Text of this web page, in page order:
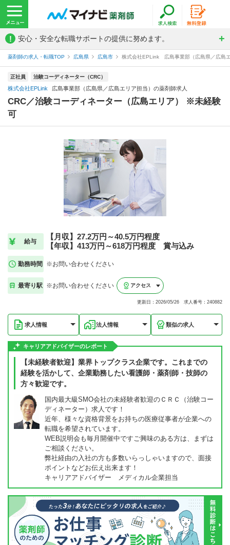
! 安心・安全な転職サポートの提供に努めます。
薬剤師の求人・転職TOP 広島県 広島市 株式会社EPLink 広島事業部（広島県／広島
正社員 治験コーディネーター（CRC）
株式会社EPLink 広島事業部（広島県／広島エリア担当）の薬剤師求人
CRC／治験コーディネーター（広島エリア） ※未経験
可
給与
【月収】27.2万円～40.5万円程度
【年収】413万円～618万円程度 賞与込み
勤務時間 ※お問い合わせください
最寄り駅 ※お問い合わせください アクセス
更新日：2026/05/26 求人番号：240882
求人情報 法人情報 類似の求人
キャリアアドバイザーのレポート
【未経験者歓迎】業界トップクラス企業です。これまでの
経験を活かして、企業勤務したい看護師・薬剤師・技師の
方々歓迎です。
国内最大級SMO会社の未経験者歓迎のＣＲＣ（治験コー
ディネーター）求人です！
近年、様々な資格背景をお持ちの医療従事者が企業への
転職を希望されています。
WEB説明会も毎月開催中ですご興味のある方は、まずは
ご相談ください。
弊社経由の入社の方も多数いらっしゃいますので、面接
ポイントなどお伝え出来ます！
キャリアアドバイザー メディカル企業担当